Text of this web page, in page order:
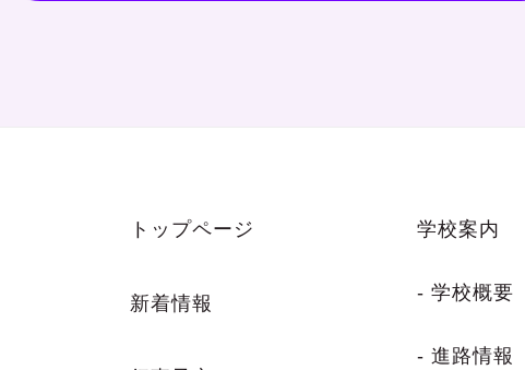
トップページ
新着情報
学校案内
- 学校概要
- 進路情報